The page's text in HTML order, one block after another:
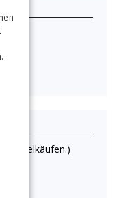
Einzelkäufen.)